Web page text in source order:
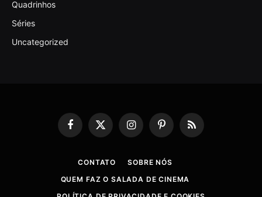
Quadrinhos
Séries
Uncategorized
Facebook
X
InstagramPinterestRSS
CONTATO
SOBRE NÓS
QUEM FAZ O SALADA DE CINEMA